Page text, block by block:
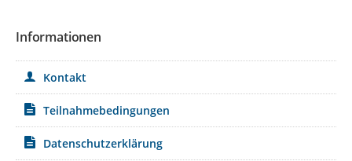
Informationen
Kontakt
Teilnahmebedingungen
Datenschutzerklärung